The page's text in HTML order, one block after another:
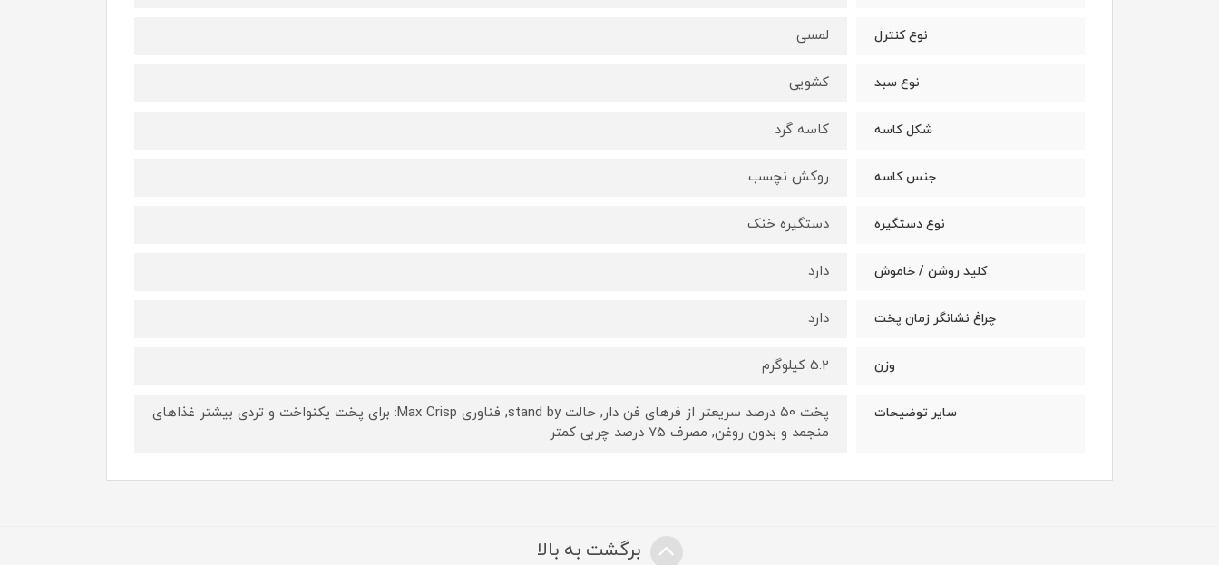
نوع کنترل لمسی
نوع سبد کشویی
شکل کاسه کاسه گرد
جنس کاسه روکش نچسب
نوع دستگیره دستگیره خنک
کلید روشن / خاموش دارد
چراغ نشانگر زمان پخت دارد
وزن 5.2 کیلوگرم
سایر توضیحات
پخت ۵۰ درصد سریعتر از فرهای فن دار, حالت stand by, فناوری Max Crisp: برای پخت یکنواخت و تردی بیشتر غذاهای
منجمد و بدون روغن, مصرف 75 درصد چربی کمتر
برگشت به بالا